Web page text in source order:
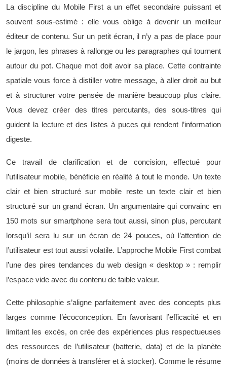
La discipline du Mobile First a un effet secondaire puissant et
souvent sous-estimé : elle vous oblige à devenir un meilleur
éditeur de contenu. Sur un petit écran, il n’y a pas de place pour
le jargon, les phrases à rallonge ou les paragraphes qui tournent
autour du pot. Chaque mot doit avoir sa place. Cette contrainte
spatiale vous force à distiller votre message, à aller droit au but
et à structurer votre pensée de manière beaucoup plus claire.
Vous devez créer des titres percutants, des sous-titres qui
guident la lecture et des listes à puces qui rendent l’information
digeste.
Ce travail de clarification et de concision, effectué pour
l’utilisateur mobile, bénéficie en réalité à tout le monde. Un texte
clair et bien structuré sur mobile reste un texte clair et bien
structuré sur un grand écran. Un argumentaire qui convainc en
150 mots sur smartphone sera tout aussi, sinon plus, percutant
lorsqu’il sera lu sur un écran de 24 pouces, où l’attention de
l’utilisateur est tout aussi volatile. L’approche Mobile First combat
l’une des pires tendances du web design « desktop » : remplir
l’espace vide avec du contenu de faible valeur.
Cette philosophie s’aligne parfaitement avec des concepts plus
larges comme l’écoconception. En favorisant l’efficacité et en
limitant les excès, on crée des expériences plus respectueuses
des ressources de l’utilisateur (batterie, data) et de la planète
(moins de données à transférer et à stocker). Comme le résume